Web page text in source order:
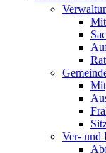
Ver- und